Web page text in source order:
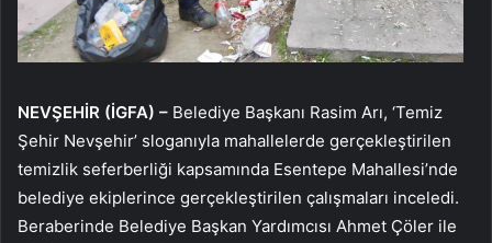
NEVŞEHİR (İGFA) – Belediye Başkanı Rasim Arı, ‘Temiz
Şehir Nevşehir’ sloganıyla mahallelerde gerçekleştirilen
temizlik seferberliği kapsamında Esentepe Mahallesi’nde
belediye ekiplerince gerçekleştirilen çalışmaları inceledi.
Beraberinde Belediye Başkan Yardımcısı Ahmet Çöler ile